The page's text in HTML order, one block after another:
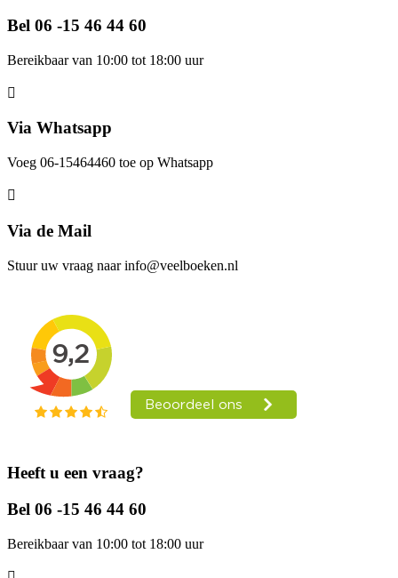
Bel 06 -15 46 44 60
Bereikbaar van 10:00 tot 18:00 uur
Via Whatsapp
Voeg 06-15464460 toe op Whatsapp
Via de Mail
Stuur uw vraag naar info@veelboeken.nl
Heeft u een vraag?
Bel 06 -15 46 44 60
Bereikbaar van 10:00 tot 18:00 uur